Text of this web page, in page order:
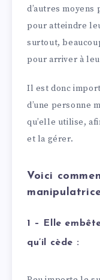
d’autres
pour atteindre
surtout,
pour arriver à
Il est donc
d’une personne
qu’elle utilise,
et la gérer.
Voici
1 – Elle
qu’il cède :